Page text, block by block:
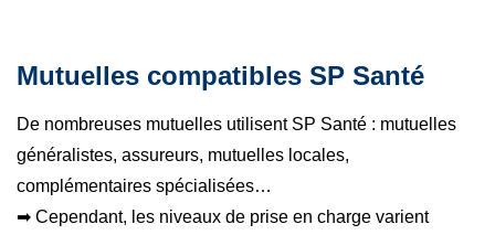
Mutuelles compatibles SP Santé
De nombreuses mutuelles utilisent SP Santé : mutuelles
généralistes, assureurs, mutuelles locales,
complémentaires spécialisées…
➡ Cependant, les niveaux de prise en charge varient